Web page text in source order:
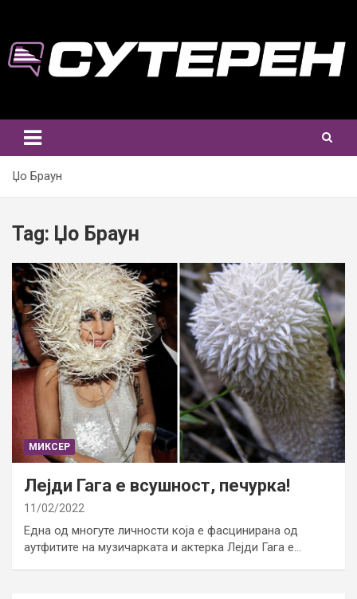
content
Џо Браун
Tag: Џо Браун
МИКСЕР
Лејди Гага е всушност, печурка!
11/02/2022
Една од многуте личности која е фасцинирана од
аутфитите на музичарката и актерка Лејди Гага е…